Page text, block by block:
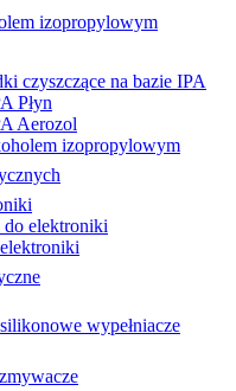
izopropylowym
czyszczące na bazie IPA
Płyn
Aerozol
izopropylowym
do elektroniki
wypełniacze